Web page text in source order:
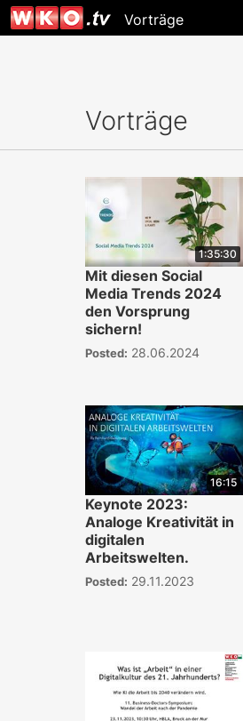
Vorträge
Vorträge
1:35:30
Mit diesen Social
Media Trends 2024
den Vorsprung
sichern!
Posted: 28.06.2024
16:15
Keynote 2023:
Analoge Kreativität in
digitalen
Arbeitswelten.
Posted: 29.11.2023